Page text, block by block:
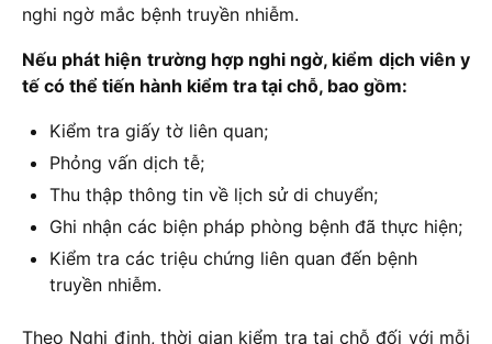
nghi ngờ mắc bệnh truyền nhiễm.
Nếu phát hiện trường hợp nghi ngờ, kiểm dịch viên y
tế có thể tiến hành kiểm tra tại chỗ, bao gồm:
Kiểm tra giấy tờ liên quan;
Phỏng vấn dịch tễ;
Thu thập thông tin về lịch sử di chuyển;
Ghi nhận các biện pháp phòng bệnh đã thực hiện;
Kiểm tra các triệu chứng liên quan đến bệnh
truyền nhiễm.
Theo Nghị định, thời gian kiểm tra tại chỗ đối với mỗi